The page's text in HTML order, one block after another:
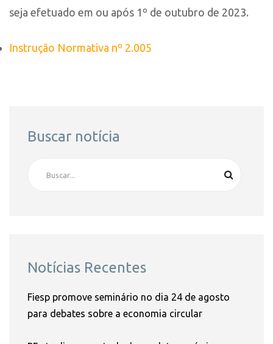
seja efetuado em ou após 1º de outubro de 2023.
Instrução Normativa nº 2.005
Buscar notícia
Notícias Recentes
Fiesp promove seminário no dia 24 de agosto
para debates sobre a economia circular